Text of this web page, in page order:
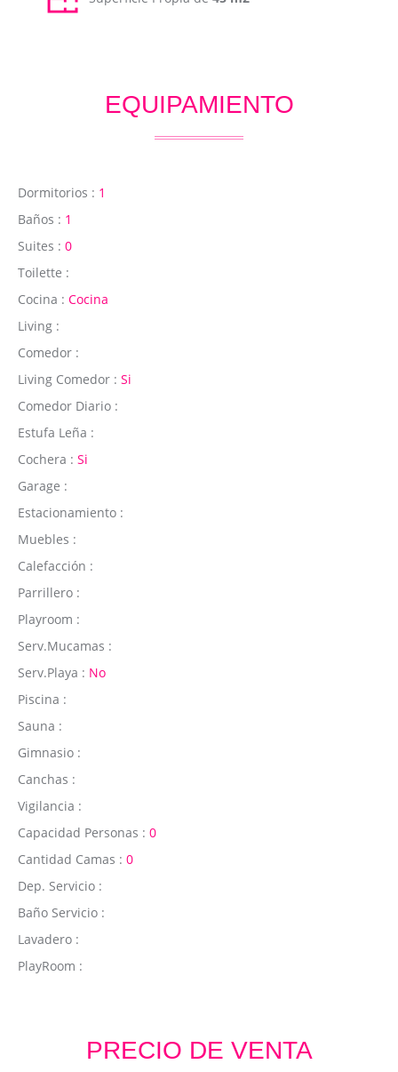
EQUIPAMIENTO
Dormitorios : 1
Baños : 1
Suites : 0
Toilette :
Cocina : Cocina
Living :
Comedor :
Living Comedor : Si
Comedor Diario :
Estufa Leña :
Cochera : Si
Garage :
Estacionamiento :
Muebles :
Calefacción :
Parrillero :
Playroom :
Serv.Mucamas :
Serv.Playa : No
Piscina :
Sauna :
Gimnasio :
Canchas :
Vigilancia :
Capacidad Personas : 0
Cantidad Camas : 0
Dep. Servicio :
Baño Servicio :
Lavadero :
PlayRoom :
PRECIO DE VENTA